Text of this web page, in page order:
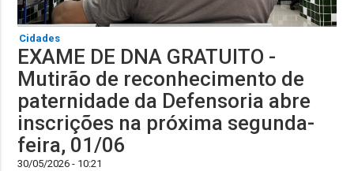
Cidades
EXAME DE DNA GRATUITO -
Mutirão de reconhecimento de
paternidade da Defensoria abre
inscrições na próxima segunda-
feira, 01/06
30/05/2026 - 10:21